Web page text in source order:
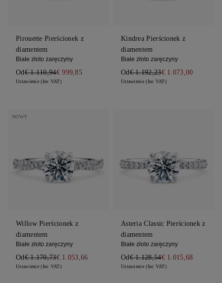
Pirouette Pierścionek z
diamentem
Białe złoto zaręczyny
Od€ 1.110,94€ 999,85
Ustawienie (Inc VAT)
Kindrea Pierścionek z
diamentem
Białe złoto zaręczyny
Od€ 1.192,23€ 1.073,00
Ustawienie (Inc VAT)
NOWY
Willow Pierścionek z
diamentem
Białe złoto zaręczyny
Od€ 1.170,73€ 1.053,66
Ustawienie (Inc VAT)
Asteria Classic Pierścionek z
diamentem
Białe złoto zaręczyny
Od€ 1.128,54€ 1.015,68
Ustawienie (Inc VAT)